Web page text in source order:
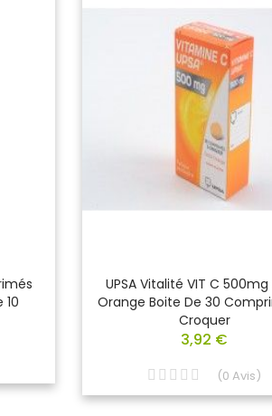
UPSA Vitalité VIT C
Orange Boite De 30
Croquer
3,92 €
(0 Avis)